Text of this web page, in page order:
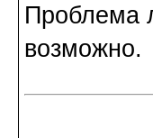
Проблема
возможно.